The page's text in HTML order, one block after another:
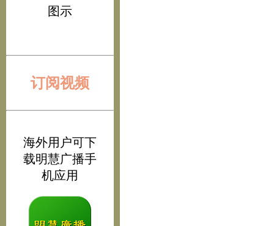
图示
订阅视频
海外用户可下
载明慧广播手
机应用